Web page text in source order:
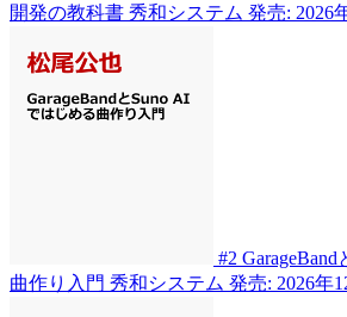
開発の教科書 秀和システム 発売: 2026
#2
曲作り入門 秀和システム 発売: 2026年